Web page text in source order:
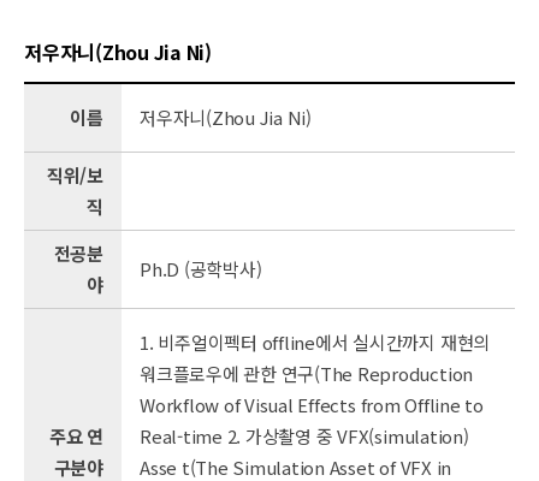
저우자니(Zhou Jia Ni)
이름 저우자니(Zhou Jia Ni)
직위/보
직
전공분
야
Ph.D (공학박사)
주요 연
구분야
1. 비주얼이펙터 offline에서 실시간까지 재현의
워크플로우에 관한 연구(The Reproduction
Workflow of Visual Effects from Offline to
Real-time 2. 가상촬영 중 VFX(simulation)
Asse t(The Simulation Asset of VFX in